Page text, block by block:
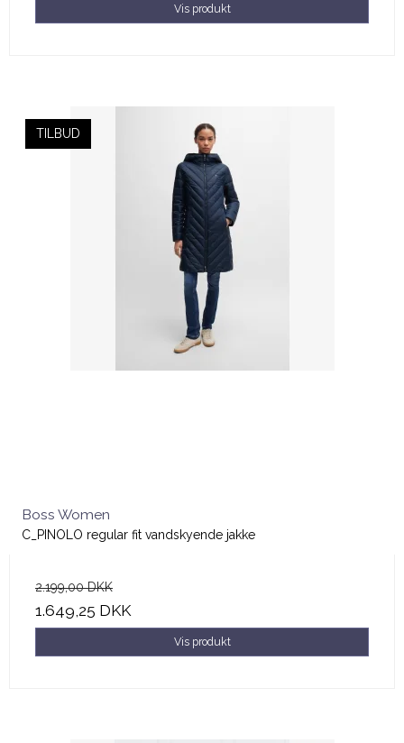
Vis produkt
TILBUD
Boss Women
C_PINOLO regular fit vandskyende jakke
2.199,00 DKK
1.649,25 DKK
Vis produkt